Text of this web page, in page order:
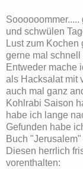
und schwülen
Lust zum
gerne mal
Entweder mache
als Hacksalat mit
auch mal ganz
Kohlrabi Saison
habe ich lange
Gefunden habe
Buch
Diesen herrlich
vorenthalten: